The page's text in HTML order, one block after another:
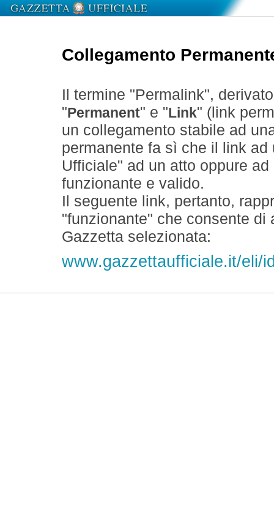
Collegamento
Il termine "Permalink",
" Permanent" e " Link" (link
un collegamento stabile ad
permanente fa sì che il link
Ufficiale" ad un atto oppure
funzionante e valido.
Il seguente link, pertanto,
"funzionante" che consente
Gazzetta selezionata:
www.gazzettaufficiale.it/eli/